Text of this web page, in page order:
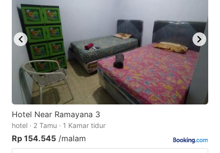
Hotel Near Ramayana 3
hotel · 2 Tamu · 1 Kamar tidur
Rp 154.545 /malam